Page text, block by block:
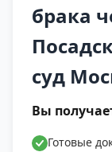
брака
суд
Вы
Готовые